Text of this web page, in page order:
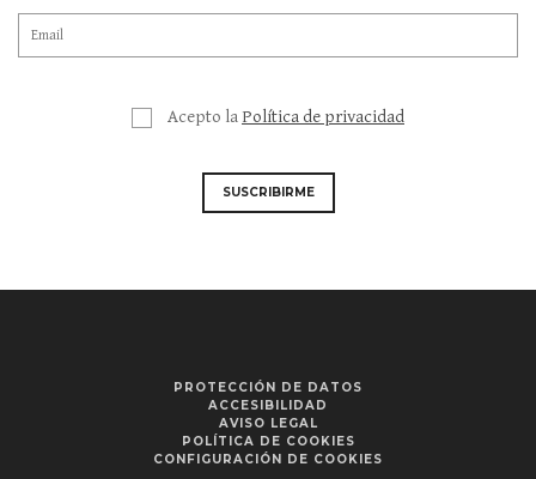
Acepto la Política de privacidad
SUSCRIBIRME
PROTECCIÓN DE DATOS
ACCESIBILIDAD
AVISO LEGAL
POLÍTICA DE COOKIES
CONFIGURACIÓN DE COOKIES